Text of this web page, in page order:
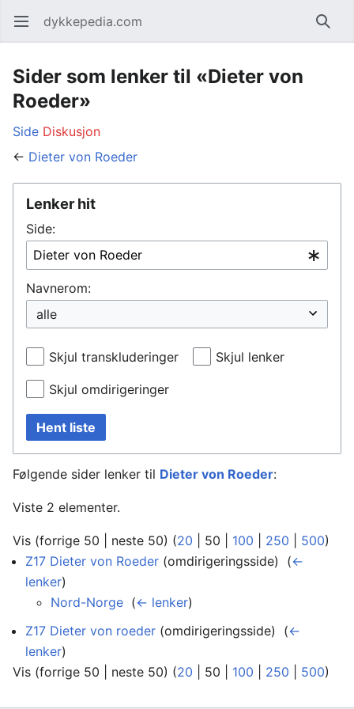
Åpne hovedmenyen dykkepedia.com Søk
Sider som lenker til «Dieter von
Roeder»
Side Diskusjon
← Dieter von Roeder
Lenker hit
Side:
Navnerom:
Skjul transkluderinger Skjul lenker
Skjul omdirigeringer
Hent liste
Følgende sider lenker til Dieter von Roeder:
Viste 2 elementer.
Vis (forrige 50 neste 50) (20 50 100 250 500)
Z17 Dieter von Roeder (omdirigeringsside) ‎ (←
lenker)
Nord-Norge (← lenker)
Z17 Dieter von roeder (omdirigeringsside) ‎ (←
lenker)
Vis (forrige 50 neste 50) (20 50 100 250 500)